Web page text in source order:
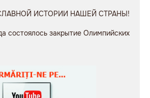
ИСТОРИИ НАШЕЙ СТРАНЫ!
состоялось закрытие Олимпийских